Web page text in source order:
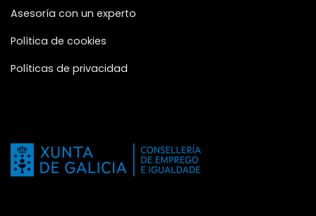
Asesoría con un experto
Política de cookies
Políticas de privacidad